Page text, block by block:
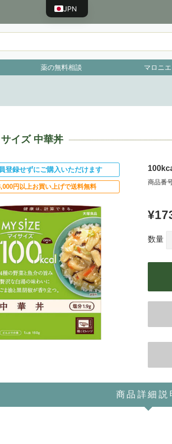
薬の無料相談 マロニ
イズ 中華丼
登録せずにご購入いただけます
円以上お買い上げで送料無料
商品番
数量
商品詳細説
JPN
ENG
TWN
KOR
BRA
ESP
PRT
RUS
DEU
TUR
ITA
POL
UKR
NLD
ROU
GRC
HUN
BGR